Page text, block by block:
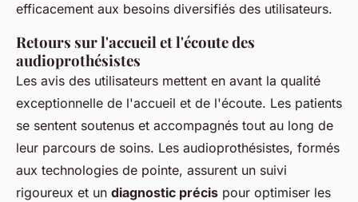
efficacement aux besoins diversifiés des utilisateurs.
Retours sur l'accueil et l'écoute des
audioprothésistes
Les avis des utilisateurs mettent en avant la qualité
exceptionnelle de l'accueil et de l'écoute. Les patients
se sentent soutenus et accompagnés tout au long de
leur parcours de soins. Les audioprothésistes, formés
aux technologies de pointe, assurent un suivi
rigoureux et un diagnostic précis pour optimiser les